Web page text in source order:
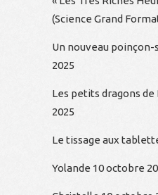
(Science Grand
Un nouveau poinçon-
2025
Les petits dragons de
2025
Le tissage aux
Yolande 10 octobre